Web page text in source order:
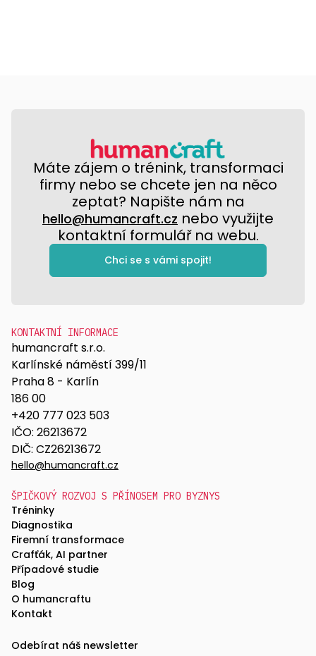
Máte zájem o trénink, transformaci
firmy nebo se chcete jen na něco
zeptat? Napište nám na
hello@humancraft.cz nebo využijte
kontaktní formulář na webu.
Chci se s vámi spojit!
KONTAKTNÍ INFORMACE
humancraft s.r.o.
Karlínské náměstí 399/11
Praha 8 - Karlín
186 00
+420 777 023 503
IČO: 26213672
DIČ: CZ26213672
hello@humancraft.cz
ŠPIČKOVÝ ROZVOJ S PŘÍNOSEM PRO BYZNYS
Tréninky
Diagnostika
Firemní transformace
Crafťák, AI partner
Případové studie
Blog
O humancraftu
Kontakt
Odebírat náš newsletter